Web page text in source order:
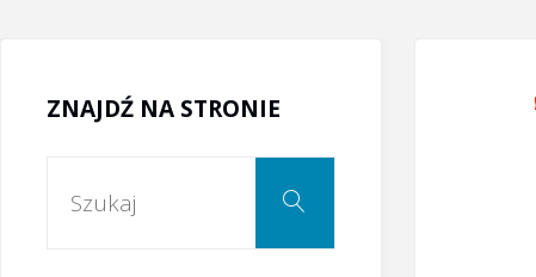
ZNAJDŹ NA STRONIE
Szukaj